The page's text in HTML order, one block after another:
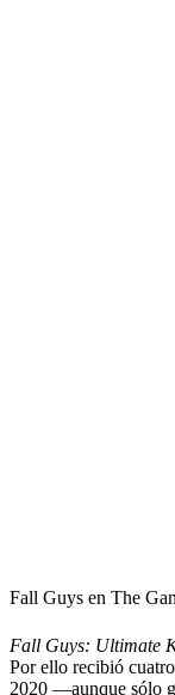
Fall Guys en The
Fall Guys: Ultimate
Por ello recibió
2020 —aunque sólo